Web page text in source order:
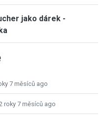
jako dárek -
7 měsíců ago
roky 7 měsíců ago